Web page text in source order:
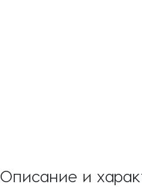
Описание и